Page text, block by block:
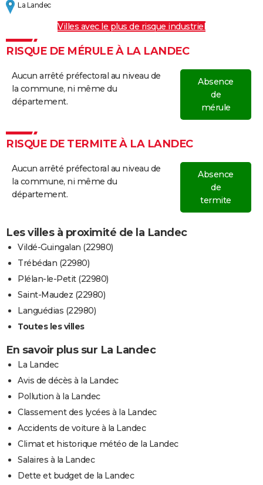
La Landec
Villes avec le plus de risque industriel
RISQUE DE MÉRULE À LA LANDEC
Aucun arrêté préfectoral au niveau de
la commune, ni même du
département.
Absence
de
mérule
RISQUE DE TERMITE À LA LANDEC
Aucun arrêté préfectoral au niveau de
la commune, ni même du
département.
Absence
de
termite
Les villes à proximité de la Landec
Vildé-Guingalan (22980)
Trébédan (22980)
Plélan-le-Petit (22980)
Saint-Maudez (22980)
Languédias (22980)
Toutes les villes
En savoir plus sur La Landec
La Landec
Avis de décès à la Landec
Pollution à la Landec
Classement des lycées à la Landec
Accidents de voiture à la Landec
Climat et historique météo de la Landec
Salaires à la Landec
Dette et budget de la Landec